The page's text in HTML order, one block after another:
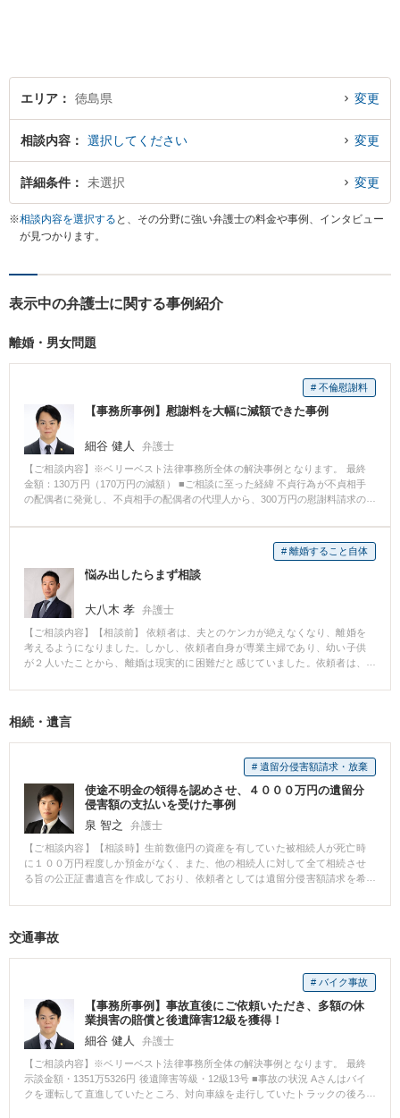
エリア 徳島県 変更
相談内容 選択してください 変更
詳細条件 未選択 変更
※相談内容を選択する と、その分野に強い弁護士の料金や事例、インタビュー
が見つかります。
表示中の弁護士に関する事例紹介
離婚・男女問題
# 不倫慰謝料
【事務所事例】慰謝料を大幅に減額できた事例
細谷 健人 弁護士
【ご相談内容】※ベリーベスト法律事務所全体の解決事例となります。 最終
金額：130万円（170万円の減額） ■ご相談に至った経緯 不貞行為が不貞相手
の配偶者に発覚し、不貞相手の配偶者の代理人から、300万円の慰謝料請求の
場を不貞相手の配偶者の親に見られたので、不貞行為自体に争いはないが、
少しでも慰謝料の金額を減額してほしいとのこと。 ■ベリーベストの対応と
その結果 不貞相手と不貞相手の配偶者は離婚には至っていないものの、不貞
を原因に別居していた。依頼者様が訴訟は避けたいとのことだったので、相
手方と粘り強い交渉を続け、130万円まで減額することに成功しました。
# 離婚すること自体
悩み出したらまず相談
大八木 孝 弁護士
【ご相談内容】【相談前】 依頼者は、夫とのケンカが絶えなくなり、離婚を
考えるようになりました。しかし、依頼者自身が専業主婦であり、幼い子供
が２人いたことから、離婚は現実的に困難だと感じていました。依頼者は、
で、離婚を具体的に考えるに当たって、どのようになるのかを知りたくな
離婚して独立した生活を送るための見通しを持つことができました。そこか
を成立させ、新しい生活を始めました。 【先生のコメント】 弁護士に対する
離婚相談といえば、調停や裁判というイメージをお持ちになる依頼者が多く
います。しかし、離婚は、これまで夫婦で築き上げてきたものを分割して互
いに独立する手続きで、問題は法的なものだけに限りません。この事例のよ
うに離婚を考えるようになった直後に相談に来ていただければ、離婚して独
立するために何をするべきなのかなどを具体的に知ることができ、離婚に踏
み出す依頼者も多くいます。笑顔で事務所を去る依頼者を見て、不安や悩み
をもったらまず相談に来ていただければと思う事案でした。
相続・遺言
# 遺留分侵害額請求・放棄
使途不明金の領得を認めさせ、４０００万円の遺留分
侵害額の支払いを受けた事例
泉 智之
弁護士
【ご相談内容】【相談時】生前数億円の資産を有していた被相続人が死亡時
に１００万円程度しか預金がなく、また、他の相続人に対して全て相続させ
る旨の公正証書遺言を作成しており、依頼者としては遺留分侵害額請求を希
【依頼後】手段を尽くして、多額の使途不明金につき認めさせ、４０００万
交通事故
# バイク事故
【事務所事例】事故直後にご依頼いただき、多額の休
業損害の賠償と後遺障害12級を獲得！
細谷 健人
弁護士
【ご相談内容】※ベリーベスト法律事務所全体の解決事例となります。 最終
示談金額・1351万5326円 後遺障害等級・12級13号 ■事故の状況 Aさんはバイ
クを運転して直進していたところ、対向車線を走行していたトラックの後ろ